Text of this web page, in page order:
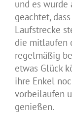
und es wurde
geachtet,
Laufstrecke
die mitlaufen
regelmäßig
etwas Glück
ihre Enkel
vorbeilaufen
genießen.